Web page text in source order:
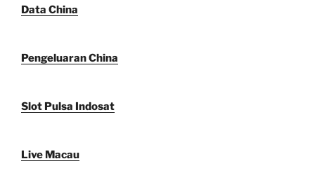
Data China
Pengeluaran China
Slot Pulsa Indosat
Live Macau